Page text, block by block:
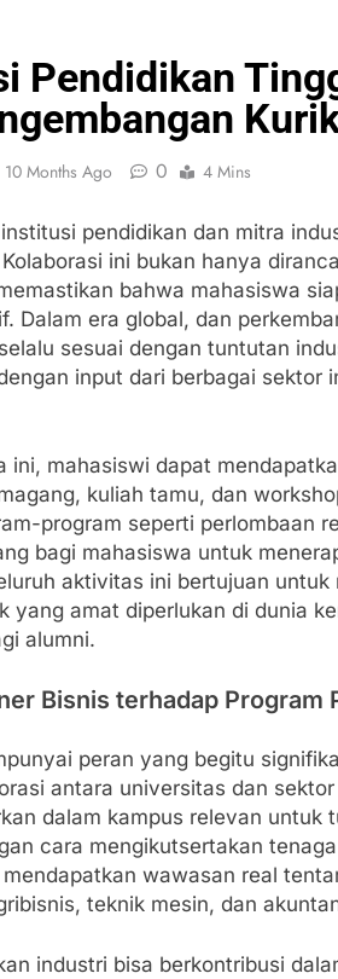
Pendidikan
10 Months Ago 0 4 Mins
pendidikan dan mitra
ini bukan hanya
bahwa mahasiswa
Dalam era global, dan
sesuai dengan tuntutan
input dari berbagai sektor
ini, mahasiswi dapat
kuliah tamu, dan
program seperti perlombaan
bagi mahasiswa untuk
aktivitas ini bertujuan
yang amat diperlukan di dunia
alumni.
Bisnis terhadap Program
peran yang begitu
antara universitas dan
dalam kampus relevan untuk
cara mengikutsertakan
wawasan real
teknik mesin, dan
industri bisa berkontribusi